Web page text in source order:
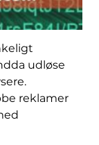
udløse
reklamer